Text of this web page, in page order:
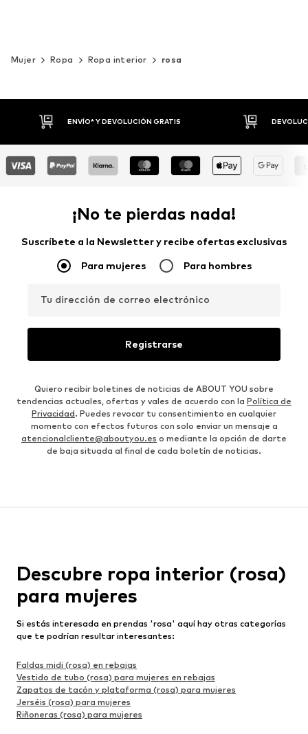
Mujer Ropa Ropa interior rosa
DEVOLUCIONES HASTA 30 DÍAS
¡No te pierdas nada!
Suscríbete a la Newsletter y recibe ofertas exclusivas
Para mujeres Para hombres
Tu dirección de correo electrónico
Registrarse
Quiero recibir boletines de noticias de ABOUT YOU sobre
tendencias actuales, ofertas y vales de acuerdo con la Política de
Privacidad. Puedes revocar tu consentimiento en cualquier
momento con efectos futuros con solo enviar un mensaje a
atencionalcliente@aboutyou.es o mediante la opción de darte
de baja situada al final de cada boletín de noticias.
Descubre ropa interior (rosa)
para mujeres
Si estás interesada en prendas 'rosa' aquí hay otras categorías
que te podrían resultar interesantes:
Faldas midi (rosa) en rebajas
Vestido de tubo (rosa) para mujeres en rebajas
Zapatos de tacón y plataforma (rosa) para mujeres
Jerséis (rosa) para mujeres
Riñoneras (rosa) para mujeres